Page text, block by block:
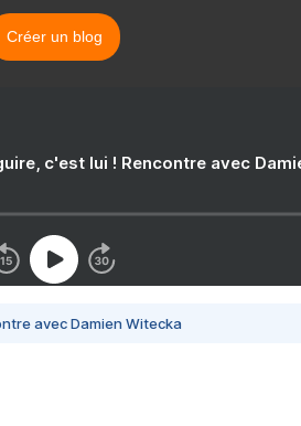
Créer un blog
c'est lui ! Rencontre avec
avec Damien Witecka